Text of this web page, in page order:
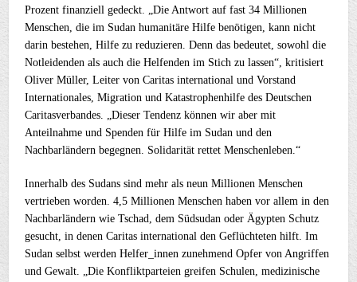
Prozent finanziell gedeckt. „Die Antwort auf fast 34 Millionen
Menschen, die im Sudan humanitäre Hilfe benötigen, kann nicht
darin bestehen, Hilfe zu reduzieren. Denn das bedeutet, sowohl die
Notleidenden als auch die Helfenden im Stich zu lassen“, kritisiert
Oliver Müller, Leiter von Caritas international und Vorstand
Internationales, Migration und Katastrophenhilfe des Deutschen
Caritasverbandes. „Dieser Tendenz können wir aber mit
Anteilnahme und Spenden für Hilfe im Sudan und den
Nachbarländern begegnen. Solidarität rettet Menschenleben.“
Innerhalb des Sudans sind mehr als neun Millionen Menschen
vertrieben worden. 4,5 Millionen Menschen haben vor allem in den
Nachbarländern wie Tschad, dem Südsudan oder Ägypten Schutz
gesucht, in denen Caritas international den Geflüchteten hilft. Im
Sudan selbst werden Helfer_innen zunehmend Opfer von Angriffen
und Gewalt. „Die Konfliktparteien greifen Schulen, medizinische